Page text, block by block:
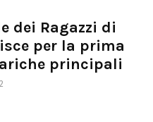
dei Ragazzi di
per la prima
principali